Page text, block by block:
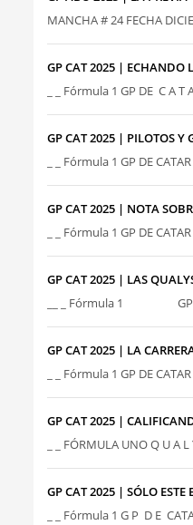
MANCHA # 24 FECHA
GP CAT 2025 | ECHANDO
_ _ Fórmula 1 GP DE C A
GP CAT 2025 | PILOTOS Y
_ _ Fórmula 1 GP DE
GP CAT 2025 | NOTA
_ _ Fórmula 1 GP DE
GP CAT 2025 | LAS
__ _ Fórmula 1 GP
GP CAT 2025 | LA
_ _ Fórmula 1 GP DE
GP CAT 2025 |
_ _ FÓRMULA UNO Q U A
GP CAT 2025 | SÓLO ESTE
_ _ Fórmula 1 G P D E